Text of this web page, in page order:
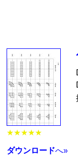
★★★★★
ダウンロードへ»